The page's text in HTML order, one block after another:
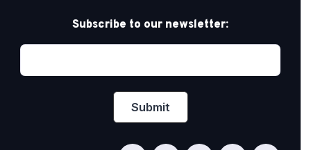
Subscribe to our newsletter: